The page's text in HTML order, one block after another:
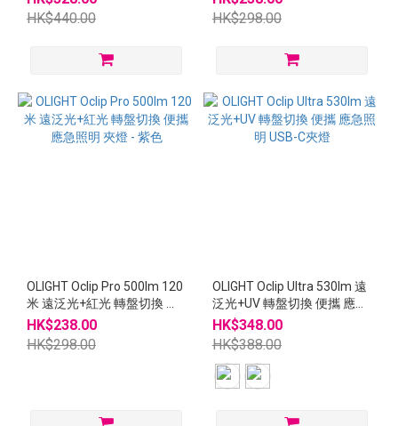
HK$440.00
HK$298.00
OLIGHT Oclip Pro 500lm 120
米 遠泛光+紅光 轉盤切換 便
攜 應急照明 夾燈 - 紫色
HK$238.00
HK$298.00
OLIGHT Oclip Ultra 530lm 遠
泛光+UV 轉盤切換 便攜 應急
照明 USB-C夾燈
HK$348.00
HK$388.00